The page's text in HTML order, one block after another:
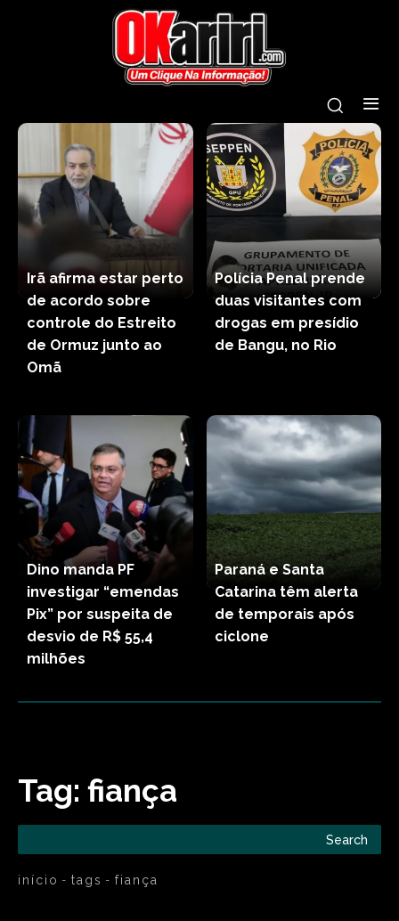
Irã afirma estar perto
de acordo sobre
controle do Estreito
de Ormuz junto ao
Omã
Polícia Penal prende
duas visitantes com
drogas em presídio
de Bangu, no Rio
Dino manda PF
investigar “emendas
Pix” por suspeita de
desvio de R$ 55,4
milhões
Paraná e Santa
Catarina têm alerta
de temporais após
ciclone
Tag: fiança
Search
início tags fiança